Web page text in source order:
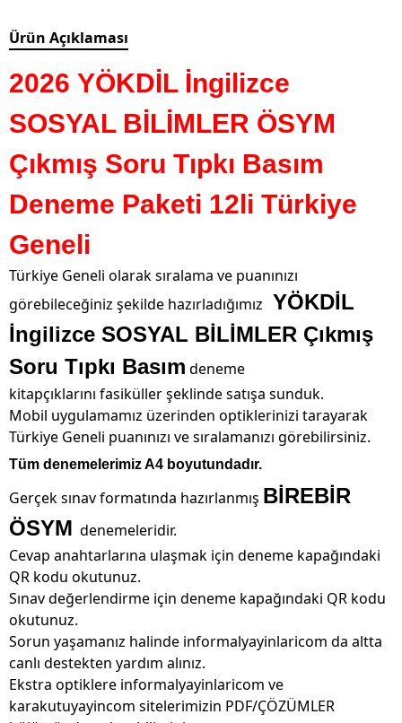
Ürün Açıklaması
2026 YÖKDİL İngilizce
SOSYAL BİLİMLER ÖSYM
Çıkmış Soru Tıpkı Basım
Deneme Paketi 12li Türkiye
Geneli
Türkiye Geneli olarak sıralama ve puanınızı
görebileceğiniz şekilde hazırladığımız YÖKDİL
İngilizce SOSYAL BİLİMLER Çıkmış
Soru Tıpkı Basım deneme
kitapçıklarını fasiküller şeklinde satışa sunduk.
Mobil uygulamamız üzerinden optiklerinizi tarayarak
Türkiye Geneli puanınızı ve sıralamanızı görebilirsiniz.
Tüm denemelerimiz A4 boyutundadır.
Gerçek sınav formatında hazırlanmış BİREBİR
ÖSYM denemeleridir.
Cevap anahtarlarına ulaşmak için deneme kapağındaki
QR kodu okutunuz.
Sınav değerlendirme için deneme kapağındaki QR kodu
okutunuz.
Sorun yaşamanız halinde informalyayinlaricom da altta
canlı destekten yardım alınız.
Ekstra optiklere informalyayinlaricom ve
karakutuyayincom sitelerimizin PDF/ÇÖZÜMLER